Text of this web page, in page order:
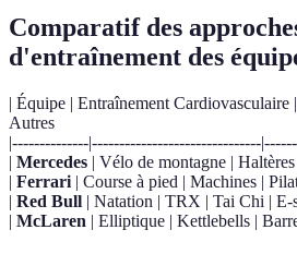
Comparatif des
d'entraînement des
| Équipe | Entraînement
Autres
|--------------|-------------------------------
| Mercedes | Vélo de montagne |
| Ferrari | Course à pied | Machines |
| Red Bull | Natation | TRX | Tai Chi | E-
| McLaren | Elliptique | Kettlebells |